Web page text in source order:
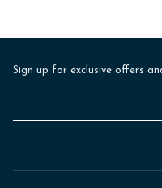
Sign up for exclusive offers